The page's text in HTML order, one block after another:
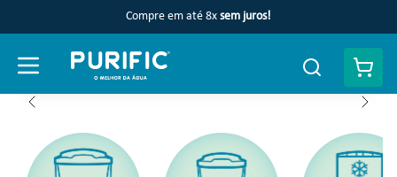
Compre em até 8x sem juros!
Faça uma busca